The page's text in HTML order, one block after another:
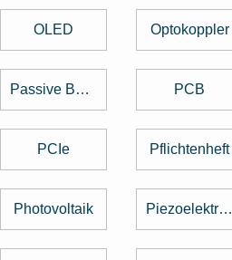
OLED Optokoppler
Passive Bauelemente PCB
PCIe Pflichtenheft
Photovoltaik Piezoelektrischer Sensor